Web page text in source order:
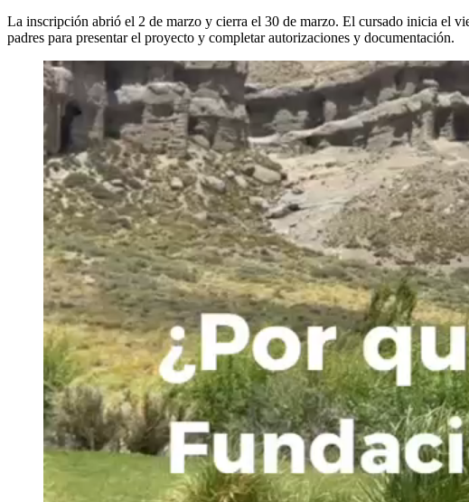
La inscripción abrió el 2 de marzo y cierra el 30 de marzo. El cursado inicia el
padres para presentar el proyecto y completar autorizaciones y documentación.